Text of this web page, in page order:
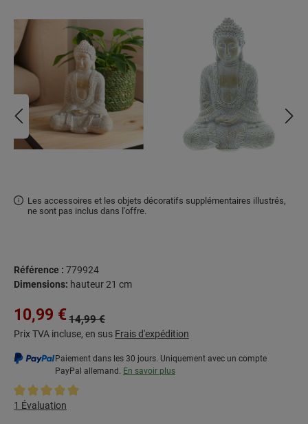
Les accessoires et les objets décoratifs supplémentaires illustrés,
ne sont pas inclus dans l'offre.
Référence : 779924
Dimensions: hauteur 21 cm
Prix de vente :
10,99 € Prix régulier :
14,99 €
Prix TVA incluse, en sus Frais d'expédition
Paiement dans les 30 jours. Uniquement avec un compte
PayPal allemand. En savoir plus
Note moyenne de 5 sur 5 étoiles
1 Évaluation